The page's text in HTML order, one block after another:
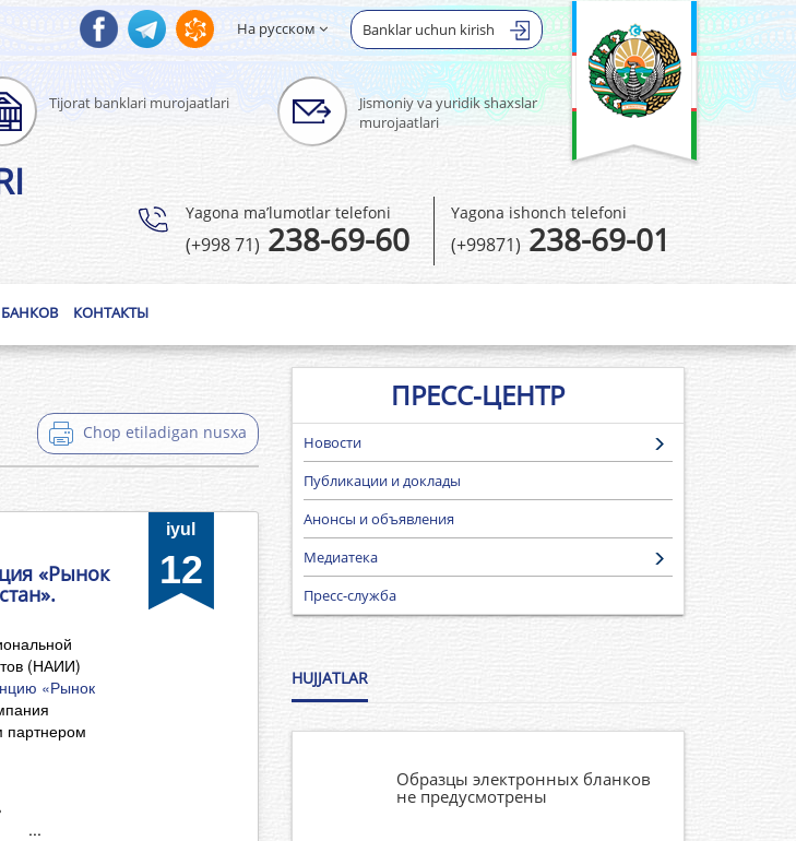
Banklar uchun kirish
На русском
Tijorat banklari murojaatlari
Jismoniy va yuridik shaxslar
murojaatlari
Yagona ma’lumotlar telefoni
(+998 71)238-69-60
Yagona ishonch telefoni
(+99871) 238-69-01
КОНТАКТЫ
Chop etiladigan nusxa
«Рынок
(НАИИ)
«Рынок
партнером
iyul
12
ПРЕСС-ЦЕНТР
Новости
Публикации и доклады
Анонсы и объявления
Медиатека
Пресс-служба
HUJJATLAR
Образцы электронных бланков
не предусмотрены